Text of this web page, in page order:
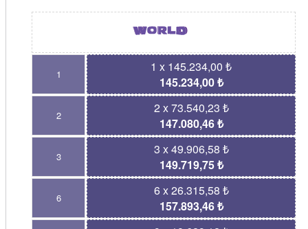
1
1 x 145.234,00 ₺
145.234,00 ₺
2
2 x 73.540,23 ₺
147.080,46 ₺
3
3 x 49.906,58 ₺
149.719,75 ₺
6
6 x 26.315,58 ₺
157.893,46 ₺